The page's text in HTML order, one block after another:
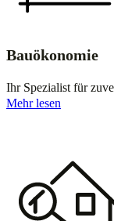
Bauökonomie
Ihr Spezialist für
Mehr lesen